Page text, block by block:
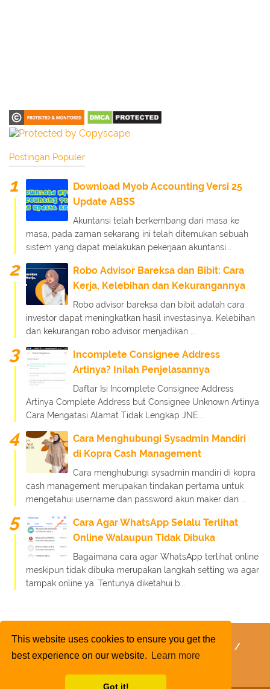
This website uses cookies to ensure you get the
best experience on our website.
Learn more
Got it!
Postingan Populer
Download Myob Accounting Versi 25
Update ABSS
Akuntansi telah berkembang dari masa ke
masa, pada zaman sekarang ini telah ditemukan sebuah
sistem yang dapat melakukan pekerjaan akuntansi...
Robo Advisor Bareksa dan Bibit: Cara
Kerja, Kelebihan dan Kekurangannya
Robo advisor bareksa dan bibit adalah cara
investor dapat meningkatkan hasil investasinya. Kelebihan
dan kekurangan robo advisor menjadikan ...
Incomplete Consignee Address
Artinya? Inilah Penjelasannya
Daftar Isi Incomplete Consignee Address
Artinya Complete Address but Consignee Unknown Artinya
Cara Mengatasi Alamat Tidak Lengkap JNE...
Cara Menghubungi Sysadmin Mandiri
di Kopra Cash Management
Cara menghubungi sysadmin mandiri di kopra
cash management merupakan tindakan pertama untuk
mengetahui username dan password akun maker dan ...
Cara Agar WhatsApp Selalu Terlihat
Online Walaupun Tidak Dibuka
Bagaimana cara agar WhatsApp terlihat online
meskipun tidak dibuka merupakan langkah setting wa agar
tampak online ya. Tentunya diketahui b...
Kebijakan Privasi